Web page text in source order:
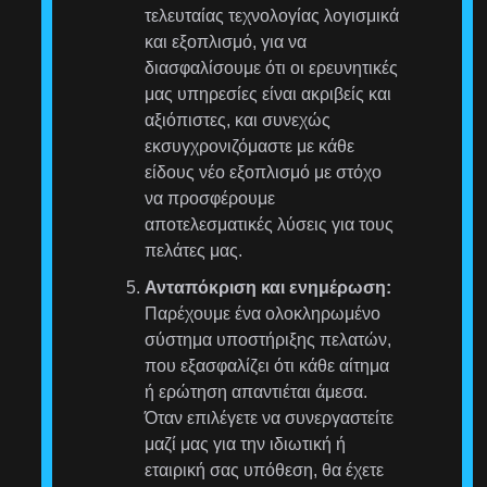
τελευταίας τεχνολογίας λογισμικά
και εξοπλισμό, για να
διασφαλίσουμε ότι οι ερευνητικές
μας υπηρεσίες είναι ακριβείς και
αξιόπιστες, και συνεχώς
εκσυγχρονιζόμαστε με κάθε
είδους νέο εξοπλισμό με στόχο
να προσφέρουμε
αποτελεσματικές λύσεις για τους
πελάτες μας.
Ανταπόκριση και ενημέρωση:
Παρέχουμε ένα ολοκληρωμένο
σύστημα υποστήριξης πελατών,
που εξασφαλίζει ότι κάθε αίτημα
ή ερώτηση απαντιέται άμεσα.
Όταν επιλέγετε να συνεργαστείτε
μαζί μας για την ιδιωτική ή
εταιρική σας υπόθεση, θα έχετε